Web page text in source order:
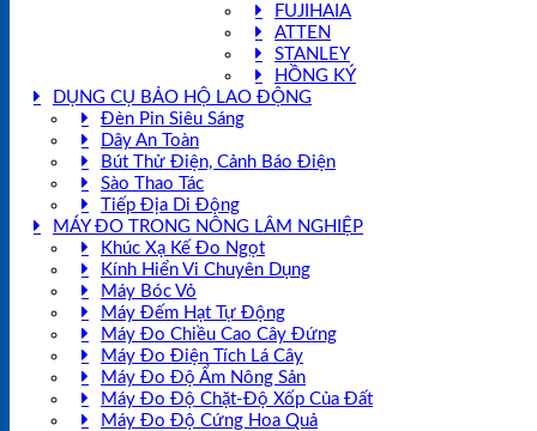
FUJIHAIA
ATTEN
STANLEY
HỒNG KÝ
DỤNG CỤ BẢO HỘ LAO ĐỘNG
Đèn Pin Siêu Sáng
Dây An Toàn
Bút Thử Điện, Cảnh Báo Điện
Sào Thao Tác
Tiếp Địa Di Động
MÁY ĐO TRONG NÔNG LÂM NGHIỆP
Khúc Xạ Kế Đo Ngọt
Kính Hiển Vi Chuyên Dụng
Máy Bóc Vỏ
Máy Đếm Hạt Tự Động
Máy Đo Chiều Cao Cây Đứng
Máy Đo Điện Tích Lá Cây
Máy Đo Độ Ẩm Nông Sản
Máy Đo Độ Chặt-Độ Xốp Của Đất
Máy Đo Độ Cứng Hoa Quả